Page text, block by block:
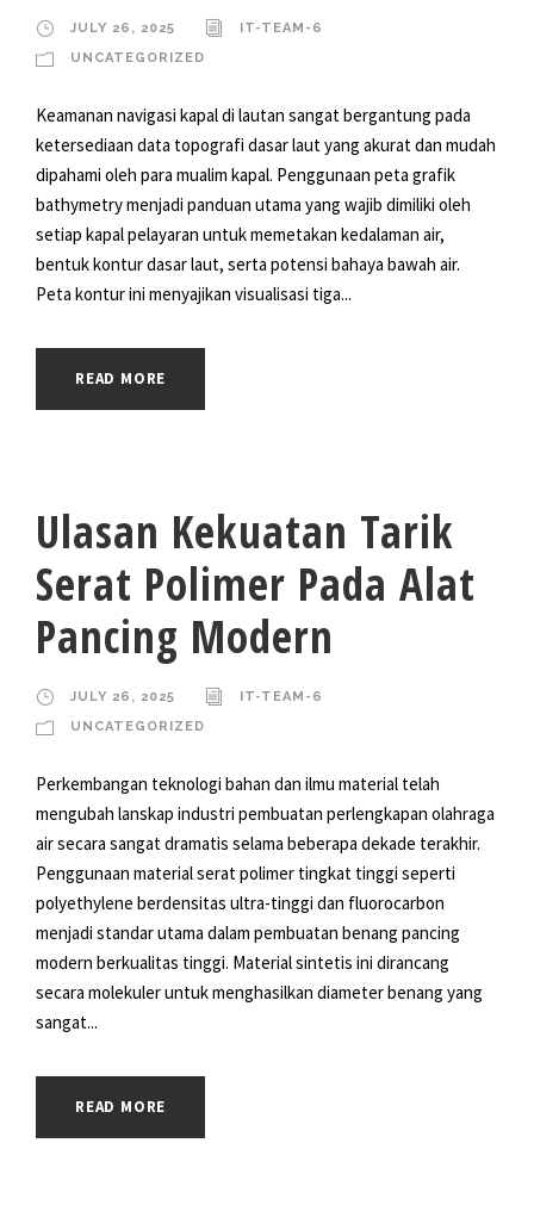
JULY 26, 2025
IT-TEAM-6
UNCATEGORIZED
Keamanan navigasi kapal di lautan sangat bergantung pada
ketersediaan data topografi dasar laut yang akurat dan mudah
dipahami oleh para mualim kapal. Penggunaan peta grafik
bathymetry menjadi panduan utama yang wajib dimiliki oleh
setiap kapal pelayaran untuk memetakan kedalaman air,
bentuk kontur dasar laut, serta potensi bahaya bawah air.
Peta kontur ini menyajikan visualisasi tiga...
READ MORE
Ulasan Kekuatan Tarik
Serat Polimer Pada Alat
Pancing Modern
JULY 26, 2025
IT-TEAM-6
UNCATEGORIZED
Perkembangan teknologi bahan dan ilmu material telah
mengubah lanskap industri pembuatan perlengkapan olahraga
air secara sangat dramatis selama beberapa dekade terakhir.
Penggunaan material serat polimer tingkat tinggi seperti
polyethylene berdensitas ultra-tinggi dan fluorocarbon
menjadi standar utama dalam pembuatan benang pancing
modern berkualitas tinggi. Material sintetis ini dirancang
secara molekuler untuk menghasilkan diameter benang yang
sangat...
READ MORE